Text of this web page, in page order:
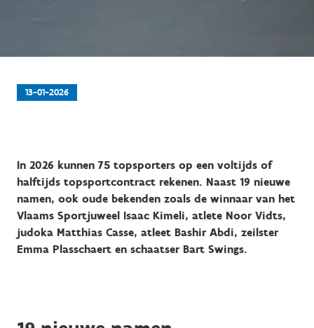
13-01-2026
In 2026 kunnen 75 topsporters op een voltijds of
halftijds topsportcontract rekenen. Naast 19 nieuwe
namen, ook oude bekenden zoals de winnaar van het
Vlaams Sportjuweel Isaac Kimeli, atlete Noor Vidts,
judoka Matthias Casse, atleet Bashir Abdi, zeilster
Emma Plasschaert en schaatser Bart Swings.